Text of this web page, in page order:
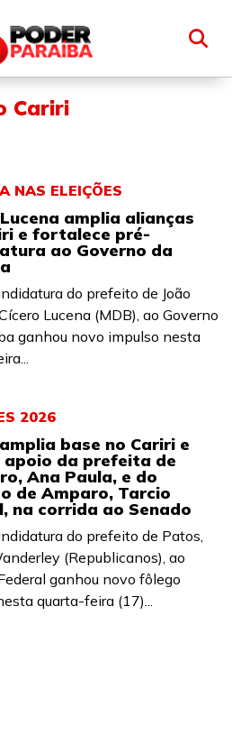
Cariri
NAS ELEIÇÕES
amplia alianças
e fortalece pré-
ao Governo da
do prefeito de João
Lucena (MDB), ao Governo
ganhou novo impulso nesta
2026
base no Cariri e
apoio da prefeita de
Ana Paula, e do
de Amparo, Tarcio
na corrida ao Senado
do prefeito de Patos,
(Republicanos), ao
ganhou novo fôlego
quarta-feira (17)...